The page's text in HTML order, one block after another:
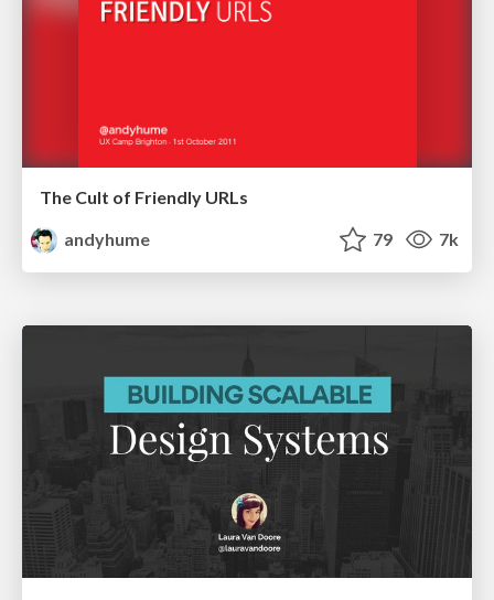
The Cult of Friendly URLs
andyhume
79 7k